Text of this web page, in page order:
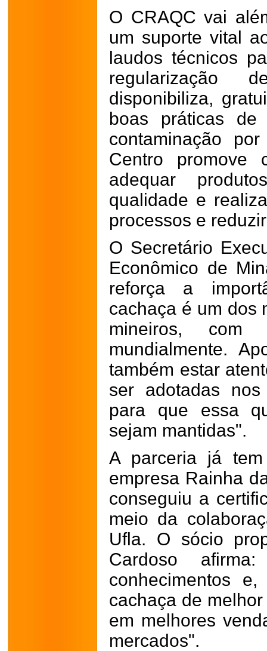
O CRAQC vai
um suporte vital
laudos técnicos
disponibiliza,
boas práticas
contaminação
Centro promove
adequar
qualidade e
processos e
O Secretário
Econômico de
reforça a
cachaça é um dos
mineiros, com
mundialmente.
também estar
ser adotadas
para que essa
sejam mantidas".
A parceria já tem
empresa Rainha
conseguiu a
meio da
Ufla. O sócio
Cardoso
conhecimentos
cachaça de
em melhores
mercados".